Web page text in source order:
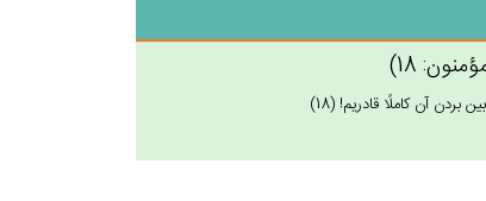
18)
آن كاملًا قادريم! (18)